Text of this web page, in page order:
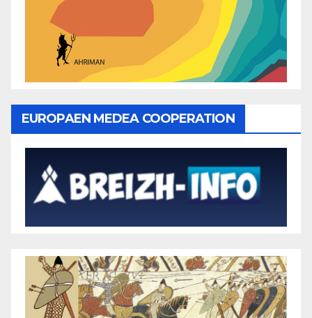
EUROPAEN MEDEA COOPERATION